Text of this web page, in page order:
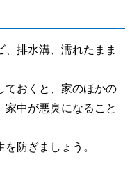
、排水溝、濡れたまま
ておくと、家のほかの
中が悪臭になること
防ぎましょう。